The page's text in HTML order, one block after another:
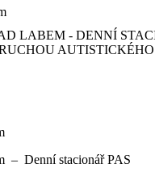
LABEM - DENNÍ
– Denní stacionář PAS